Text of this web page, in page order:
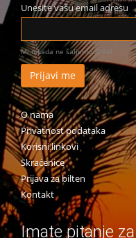
Unesite vašu email adresu
Mi nikada ne šaljemo SPAM
O nama
Privatnost podataka
Korisni linkovi
Skraćenice
Prijava za bilten
Kontakt
Imate pitanje